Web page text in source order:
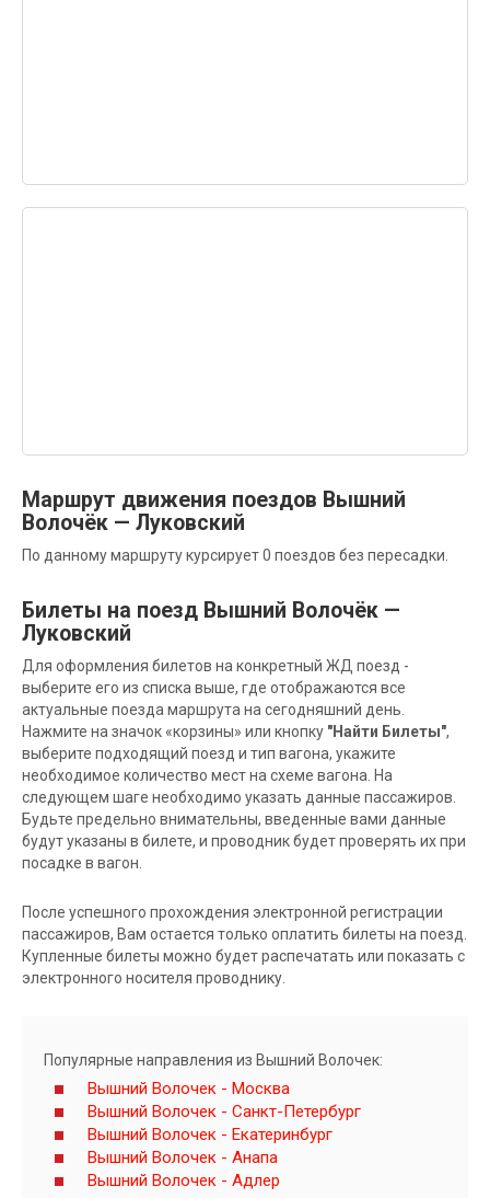
Маршрут движения поездов Вышний
Волочёк — Луковский
По данному маршруту курсирует 0 поездов без пересадки.
Билеты на поезд Вышний Волочёк —
Луковский
Для оформления билетов на конкретный ЖД поезд -
выберите его из списка выше, где отображаются все
актуальные поезда маршрута на сегодняшний день.
Нажмите на значок «корзины» или кнопку "Найти Билеты",
выберите подходящий поезд и тип вагона, укажите
необходимое количество мест на схеме вагона. На
следующем шаге необходимо указать данные пассажиров.
Будьте предельно внимательны, введенные вами данные
будут указаны в билете, и проводник будет проверять их при
посадке в вагон.
После успешного прохождения электронной регистрации
пассажиров, Вам остается только оплатить билеты на поезд.
Купленные билеты можно будет распечатать или показать с
электронного носителя проводнику.
Популярные направления из Вышний Волочек:
Вышний Волочек - Москва
Вышний Волочек - Санкт-Петербург
Вышний Волочек - Екатеринбург
Вышний Волочек - Анапа
Вышний Волочек - Адлер